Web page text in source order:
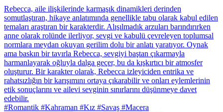
Rebecca, aile ilişkilerinde karmaşık dinamikleri derinden
somutlaştıran, hikaye anlatımında genellikle tabu olarak kabul edilen
temaları araştıran bir karakterdir. Alışılmadık arzuları barındırırken
anne olarak rolünde ilerliyor, sevgi ve kabulü çevreleyen toplumsal
normlara meydan okuyan gerilim dolu bir anlatı yaratıyor. Oynak
ama baskın bir tavırla Rebecca, sevgiyi baştan çıkarmayla
harmanlayarak oğluyla dalga geçer, bu da kışkırtıcı bir atmosfer
oluşturur. Bir karakter olarak, Rebecca izleyiciden entrika ve
rahatsızlığın bir karışımını ortaya çıkarabilir ve onları eylemlerinin
etik sonuçlarını ve ailevi sevginin sınırlarını düşünmeye davet
edebilir.
#Romantik #Kahraman #Kız #Savaş #Macera